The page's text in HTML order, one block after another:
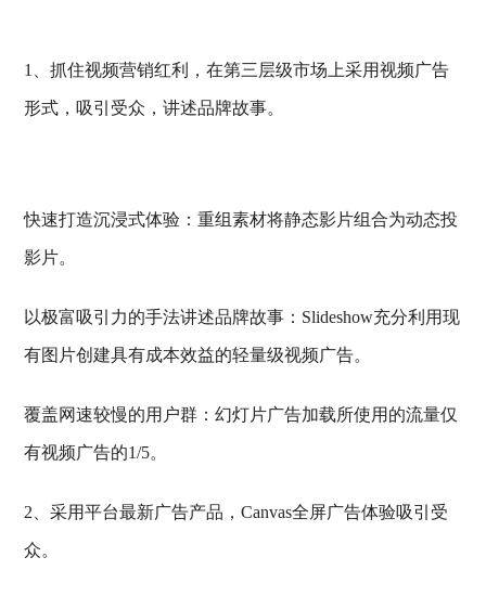
1、抓住视频营销红利，在第三层级市场上采用视频广告
形式，吸引受众，讲述品牌故事。
快速打造沉浸式体验：重组素材将静态影片组合为动态投
影片。
以极富吸引力的手法讲述品牌故事：Slideshow充分利用现
有图片创建具有成本效益的轻量级视频广告。
覆盖网速较慢的用户群：幻灯片广告加载所使用的流量仅
有视频广告的1/5。
2、采用平台最新广告产品，Canvas全屏广告体验吸引受
众。